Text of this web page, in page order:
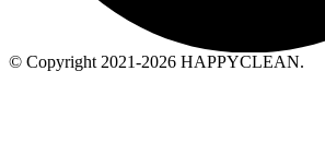
© Copyright 2021-2026 HAPPYCLEAN.